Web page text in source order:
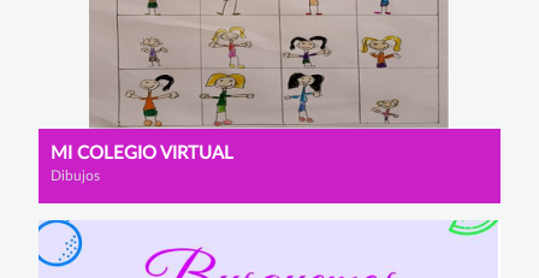
MI COLEGIO VIRTUAL
Dibujos